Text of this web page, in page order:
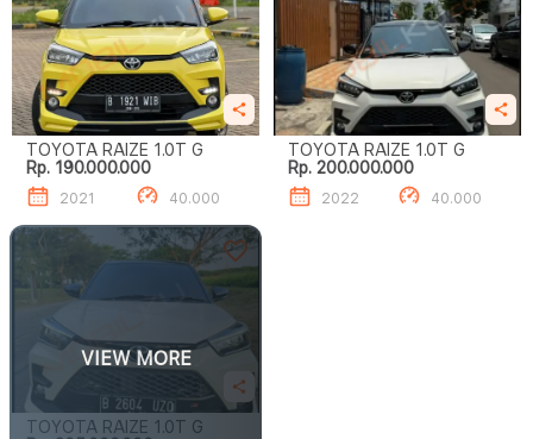
TOYOTA RAIZE 1.0T G
Rp. 190.000.000
2021 40.000
TOYOTA RAIZE 1.0T G
Rp. 200.000.000
2022 40.000
TOYOTA RAIZE 1.0T G
VIEW MORE